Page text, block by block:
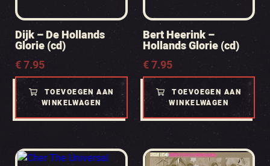
Dijk – De Hollands
Glorie (cd)
€7.95
TOEVOEGEN AAN
WINKELWAGEN
Bert Heerink –
Hollands Glorie (cd)
€7.95
TOEVOEGEN AAN
WINKELWAGEN